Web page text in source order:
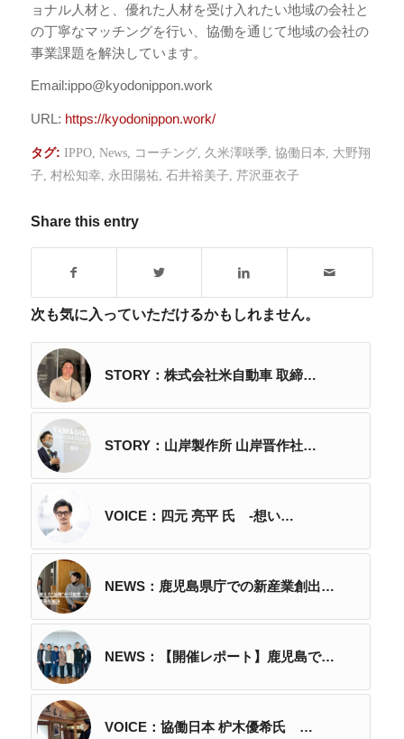
ョナル人材と、優れた人材を受け入れたい地域の会社と
の丁寧なマッチングを行い、協働を通じて地域の会社の
事業課題を解決しています。
Email:ippo@kyodonippon.work
URL: https://kyodonippon.work/
タグ: IPPO, News, コーチング, 久米澤咲季 協働日本
大野翔
子 村松知幸, 永田陽祐, 石井裕美子 芹沢亜衣子
Share this entry
次も気に入っていただけるかもしれません。
STORY：株式会社米自動車 取締…
STORY：山岸製作所 山岸晋作社…
VOICE：四元 亮平 氏 -想い…
NEWS：鹿児島県庁での新産業創出…
NEWS：【開催レポート】鹿児島で…
VOICE：協働日本 枦木優希氏 …